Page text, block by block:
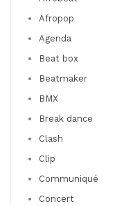
Afropop
Agenda
Beat box
Beatmaker
BMX
Break dance
Clash
Clip
Communiqué
Concert